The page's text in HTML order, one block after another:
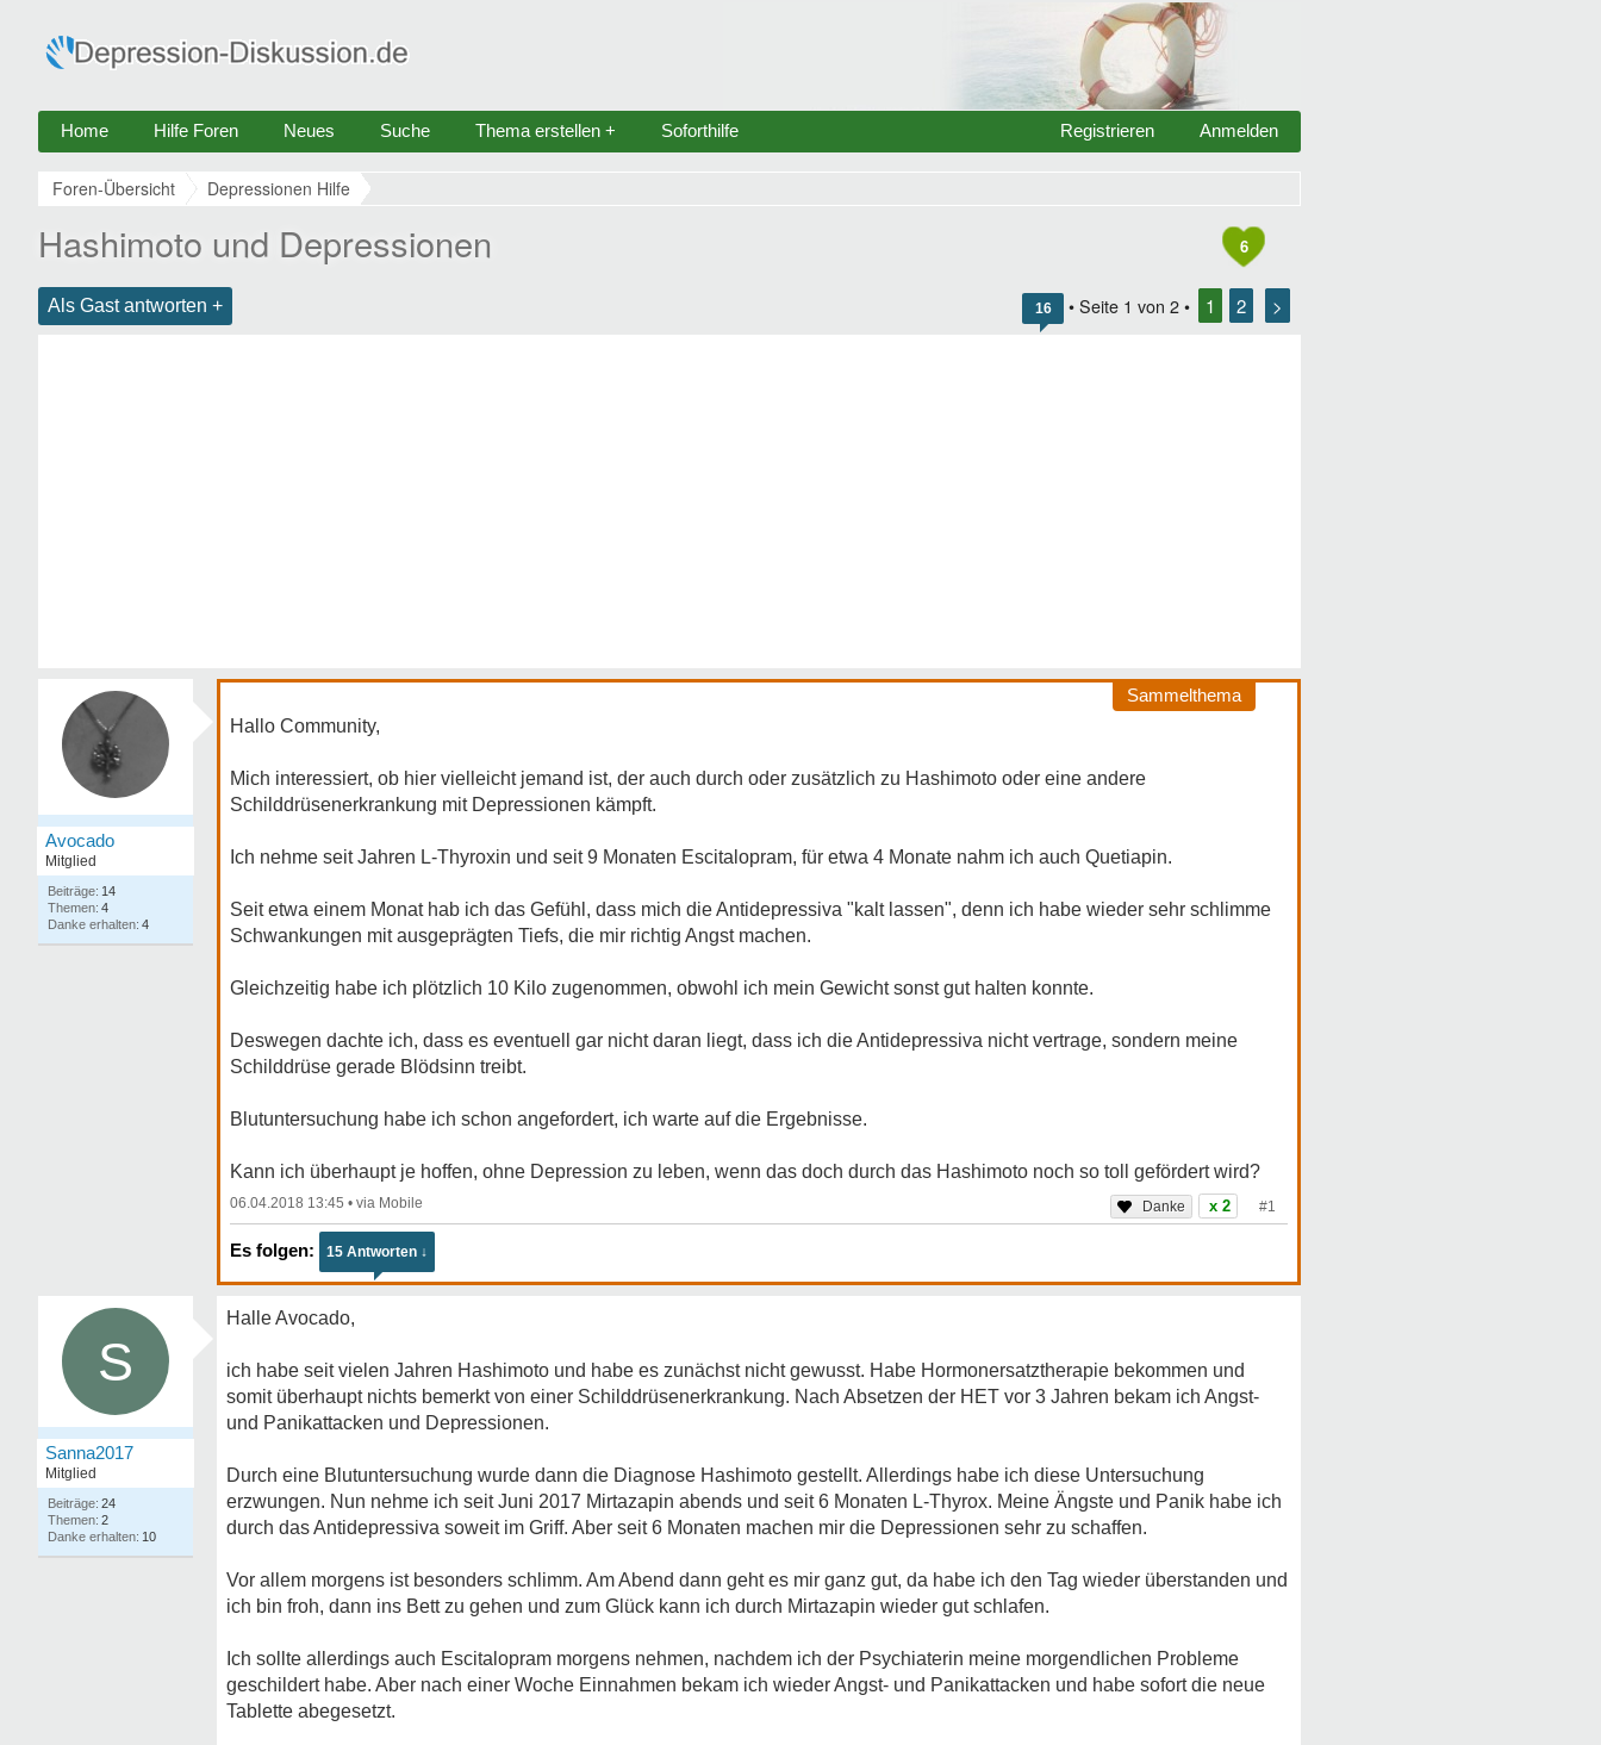
Home Hilfe Foren Neues Suche Thema erstellen + Soforthilfe Anmelden
Registrieren
Foren-Übersicht Depressionen Hilfe
6
Hashimoto und Depressionen
Als Gast antworten + 16 • Seite 1 von 2 • 1 2 >
Avocado
Mitglied
14
4
4
Sammelthema
Hallo Community,
Mich interessiert, ob hier vielleicht jemand ist, der auch durch oder zusätzlich zu Hashimoto oder eine andere
Schilddrüsenerkrankung mit Depressionen kämpft.
Ich nehme seit Jahren L-Thyroxin und seit 9 Monaten Escitalopram, für etwa 4 Monate nahm ich auch Quetiapin.
Seit etwa einem Monat hab ich das Gefühl, dass mich die Antidepressiva "kalt lassen", denn ich habe wieder sehr schlimme
Schwankungen mit ausgeprägten Tiefs, die mir richtig Angst machen.
Gleichzeitig habe ich plötzlich 10 Kilo zugenommen, obwohl ich mein Gewicht sonst gut halten konnte.
Deswegen dachte ich, dass es eventuell gar nicht daran liegt, dass ich die Antidepressiva nicht vertrage, sondern meine
Schilddrüse gerade Blödsinn treibt.
Blutuntersuchung habe ich schon angefordert, ich warte auf die Ergebnisse.
Kann ich überhaupt je hoffen, ohne Depression zu leben, wenn das doch durch das Hashimoto noch so toll gefördert wird?
06.04.2018 13:45 • x 2 #1
15 Antworten ↓
S
Sanna2017
Mitglied
24
2
10
Halle Avocado,
ich habe seit vielen Jahren Hashimoto und habe es zunächst nicht gewusst. Habe Hormonersatztherapie bekommen und
somit überhaupt nichts bemerkt von einer Schilddrüsenerkrankung. Nach Absetzen der HET vor 3 Jahren bekam ich Angst-
und Panikattacken und Depressionen.
Durch eine Blutuntersuchung wurde dann die Diagnose Hashimoto gestellt. Allerdings habe ich diese Untersuchung
erzwungen. Nun nehme ich seit Juni 2017 Mirtazapin abends und seit 6 Monaten L-Thyrox. Meine Ängste und Panik habe ich
durch das Antidepressiva soweit im Griff. Aber seit 6 Monaten machen mir die Depressionen sehr zu schaffen.
Vor allem morgens ist besonders schlimm. Am Abend dann geht es mir ganz gut, da habe ich den Tag wieder überstanden und
ich bin froh, dann ins Bett zu gehen und zum Glück kann ich durch Mirtazapin wieder gut schlafen.
Ich sollte allerdings auch Escitalopram morgens nehmen, nachdem ich der Psychiaterin meine morgendlichen Probleme
geschildert habe. Aber nach einer Woche Einnahmen bekam ich wieder Angst- und Panikattacken und habe sofort die neue
Tablette abegesetzt.